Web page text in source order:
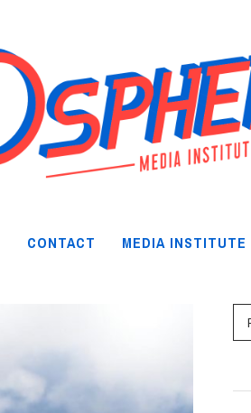
CONTACT MEDIA INSTITUTE